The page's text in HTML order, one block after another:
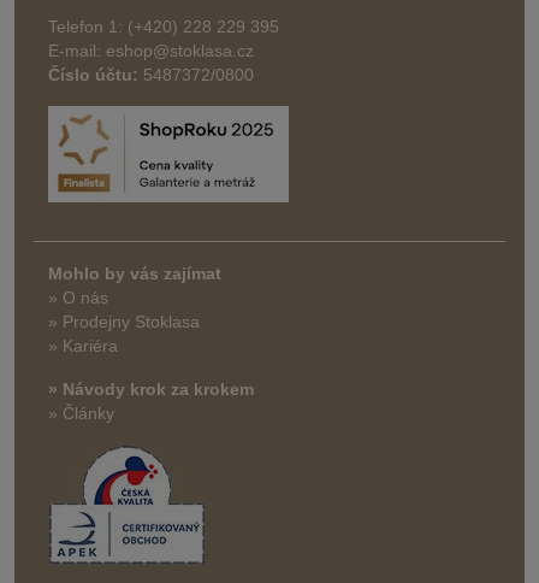
Telefon 1: (+420) 228 229 395
E-mail: eshop@stoklasa.cz
Číslo účtu: 5487372/0800
Mohlo by vás zajímat
» O nás
» Prodejny Stoklasa
» Kariéra
» Návody krok za krokem
» Články